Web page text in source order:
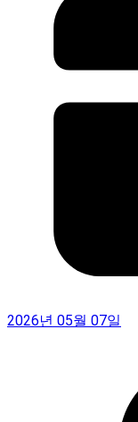
2026년 05월 07일